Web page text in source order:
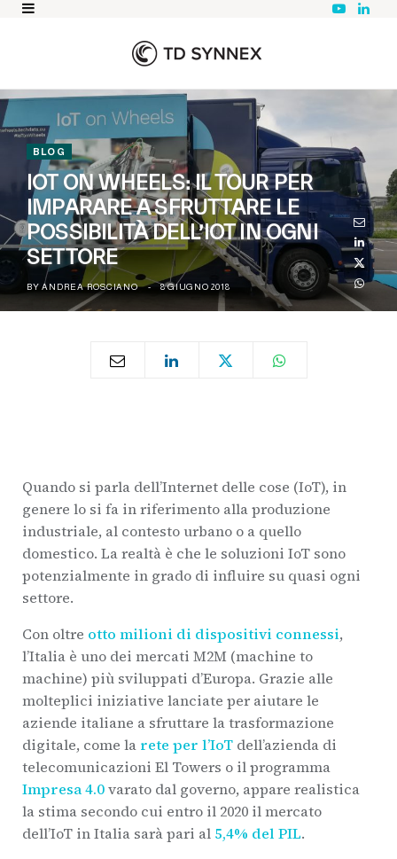
Y
L
BLOG
IOT ON WHEELS: IL TOUR PER
IMPARARE A SFRUTTARE LE
POSSIBILITÀ DELL’IOT IN OGNI
SETTORE
BY ANDREA ROSCIANO 8 GIUGNO 2018
Quando si parla dell’Internet delle cose (IoT), in
genere lo si fa in riferimento alla produzione
industriale, al contesto urbano o a quello
domestico. La realtà è che le soluzioni IoT sono
potenzialmente in grado di influire su quasi ogni
settore.
Con oltre otto milioni di dispositivi connessi,
l’Italia è uno dei mercati M2M (machine to
machine) più sviluppati d’Europa. Grazie alle
molteplici iniziative lanciate per aiutare le
aziende italiane a sfruttare la trasformazione
digitale, come la rete per l’IoT dell’azienda di
telecomunicazioni El Towers o il programma
Impresa 4.0varato dal governo, appare realistica
la stima secondo cui entro il 2020 il mercato
dell’IoT in Italia sarà pari al 5,4% del PIL.